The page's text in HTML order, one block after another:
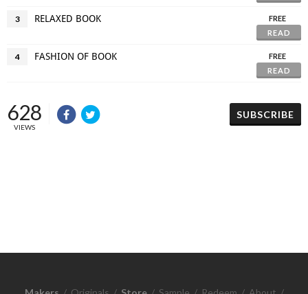
3 RELAXED BOOK
FREE
READ
4 FASHION OF BOOK
FREE
READ
628
VIEWS
SUBSCRIBE